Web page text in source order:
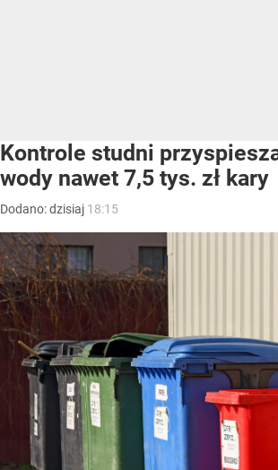
Kontrole studni
wody nawet 7,5 tys. zł kary
Dodano:dzisiaj 18:15